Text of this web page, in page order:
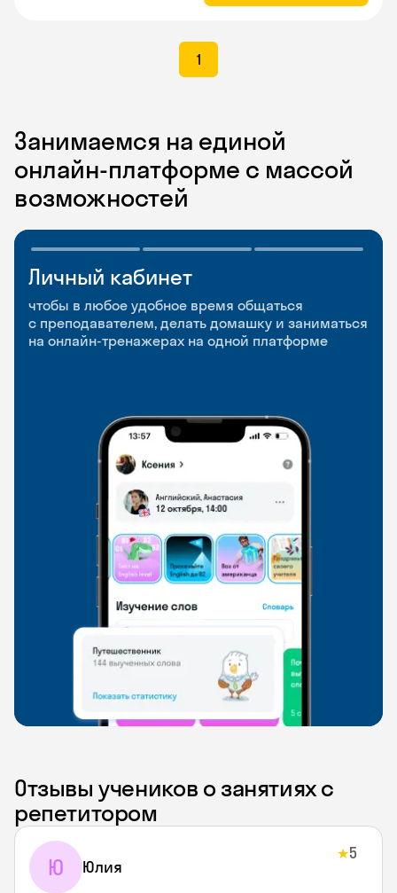
1
Занимаемся на единой
онлайн-платформе с массой
возможностей
Личный кабинет
чтобы в любое удобное время общаться
с преподавателем, делать домашку и заниматься
на онлайн-тренажерах на одной платформе
Мобильное
приложение
чтобы заниматься и изучать новые слова где
и когда удобно
Разговорные клубы
и Talks
Групповые занятия для разговорной практики
и индивидуальные встречи с преподавателями
Отзывы учеников о занятиях с
репетитором
Ю Юлия
★5